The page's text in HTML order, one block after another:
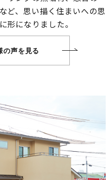
ど、思い描く住まいへの思
形になりました。
の声を見る